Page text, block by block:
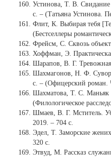
Устинова, Т. В.
с. – (Татьяна Устинова.
Флит, К. Выбирая тебя
(Бестселлеры
Фрейсм, С. Сквозь
Хоффман, Э.
Шарапов, В. Г.
Шахмагонов, Н. Ф.
с. – (Офицерский роман.
Шахматова, Т. С. Маньяк
(Филологическое
Шмаев, В. Г. Мститель.
2019. – 704 с.
Эдел, Т. Заморские
320 с.
Этвуд, М. Рассказ